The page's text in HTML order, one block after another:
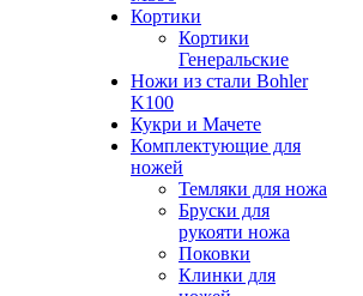
Кортики
Кортики
Генеральские
Ножи из стали Bohler
K100
Кукри и Мачете
Комплектующие для
ножей
Темляки для ножа
Бруски для
рукояти ножа
Поковки
Клинки для